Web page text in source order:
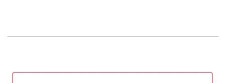
などをレッスン。
後半では、